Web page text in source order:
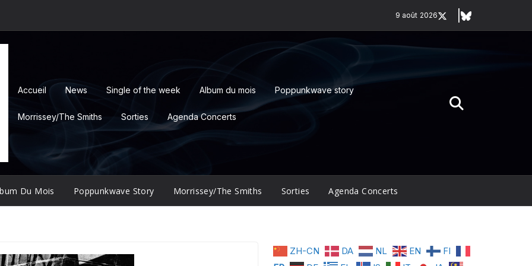
9 août 2026
Accueil News Single of the week Album du mois Poppunkwave story
Morrissey/The Smiths Sorties Agenda Concerts
Du Mois Poppunkwave Story Morrissey/The Smiths Sorties Agenda Concerts
ZH-CN DA NL EN
FI